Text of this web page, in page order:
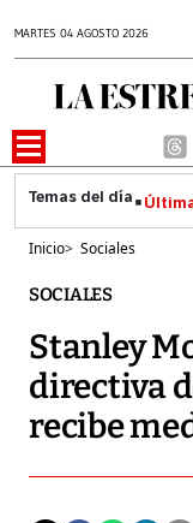
MARTES 04 AGOSTO 2026
Inicio> Sociales
SOCIALES
Stanley
directiva
recibe